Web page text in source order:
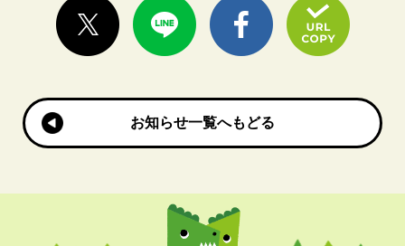
お知らせ一覧へもどる
お知らせ一覧へもどる